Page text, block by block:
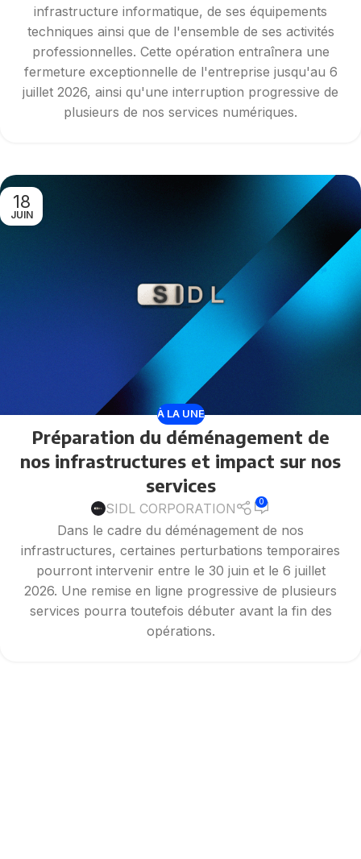
infrastructure informatique, de ses équipements
techniques ainsi que de l'ensemble de ses activités
professionnelles. Cette opération entraînera une
fermeture exceptionnelle de l'entreprise jusqu'au 6
juillet 2026, ainsi qu'une interruption progressive de
plusieurs de nos services numériques.
18
JUIN
À LA UNE
Préparation du déménagement de
nos infrastructures et impact sur nos
services
SIDL CORPORATION 0
Dans le cadre du déménagement de nos
infrastructures, certaines perturbations temporaires
pourront intervenir entre le 30 juin et le 6 juillet
2026. Une remise en ligne progressive de plusieurs
services pourra toutefois débuter avant la fin des
opérations.